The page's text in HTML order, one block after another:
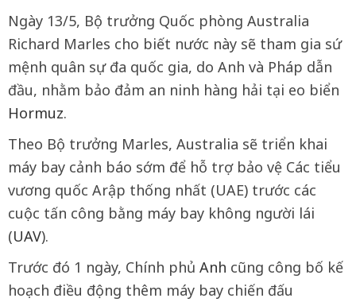
Ngày 13/5, Bộ trưởng Quốc phòng Australia
Richard Marles cho biết nước này sẽ tham gia sứ
mệnh quân sự đa quốc gia, do Anh và Pháp dẫn
đầu, nhằm bảo đảm an ninh hàng hải tại eo biển
Hormuz.
Theo Bộ trưởng Marles, Australia sẽ triển khai
máy bay cảnh báo sớm để hỗ trợ bảo vệ Các tiểu
vương quốc Arập thống nhất (UAE) trước các
cuộc tấn công bằng máy bay không người lái
(UAV).
Trước đó 1 ngày, Chính phủ Anh cũng công bố kế
hoạch điều động thêm máy bay chiến đấu